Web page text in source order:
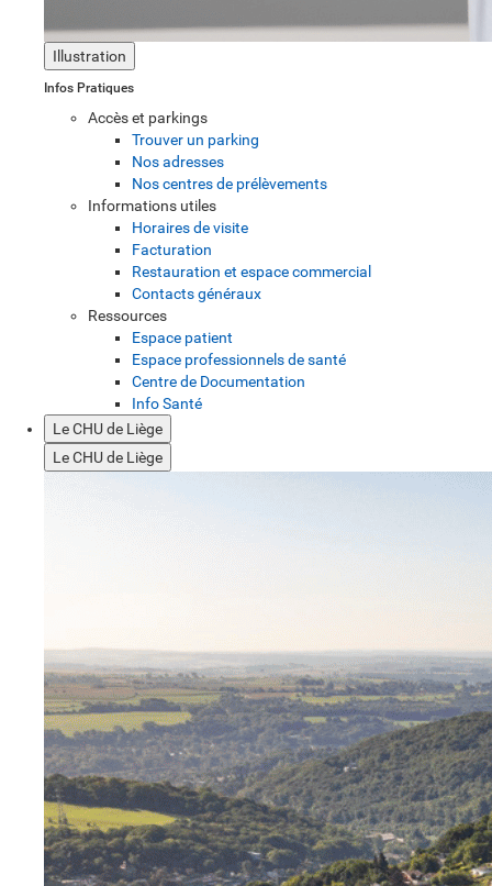
Illustration
Infos Pratiques
Accès et parkings
Trouver un parking
Nos adresses
Nos centres de prélèvements
Informations utiles
Horaires de visite
Facturation
Restauration et espace commercial
Contacts généraux
Ressources
Espace patient
Espace professionnels de santé
Centre de Documentation
Info Santé
Le CHU de Liège
Le CHU de Liège